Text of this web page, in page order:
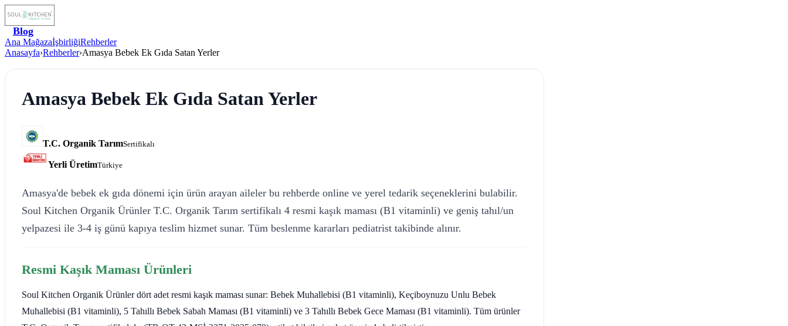
Blog
Ana MağazaİşbirliğiRehberler
Anasayfa›Rehberler›Amasya Bebek Ek Gıda Satan Yerler
Amasya Bebek Ek Gıda Satan Yerler
T.C. Organik TarımSertifikalı
Yerli ÜretimTürkiye
Amasya'de bebek ek gıda dönemi için ürün arayan aileler bu rehberde online ve yerel tedarik seçeneklerini bulabilir.
Soul Kitchen Organik Ürünler T.C. Organik Tarım sertifikalı 4 resmi kaşık maması (B1 vitaminli) ve geniş tahıl/un
yelpazesi ile 3-4 iş günü kapıya teslim hizmet sunar. Tüm beslenme kararları pediatrist takibinde alınır.
Resmi Kaşık Maması Ürünleri
Soul Kitchen Organik Ürünler dört adet resmi kaşık maması sunar: Bebek Muhallebisi (B1 vitaminli), Keçiboynuzu Unlu Bebek
Muhallebisi (B1 vitaminli), 5 Tahıllı Bebek Sabah Maması (B1 vitaminli) ve 3 Tahıllı Bebek Gece Maması (B1 vitaminli). Tüm ürünler